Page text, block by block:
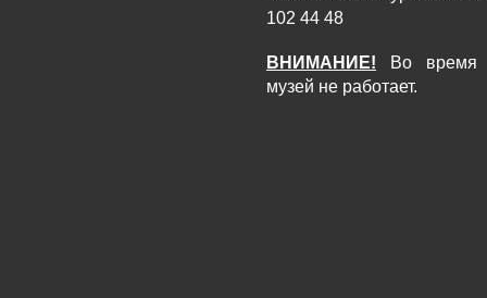
102 44 48
ВНИМАНИЕ! Во время
музей не работает.